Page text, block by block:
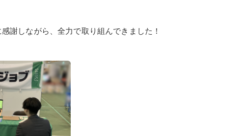
謝しながら、全力で取り組んできました！